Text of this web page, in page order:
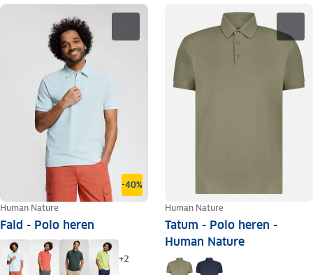
-40%
Human Nature
Fald - Polo heren
+2
Human Nature
Tatum - Polo heren -
Human Nature